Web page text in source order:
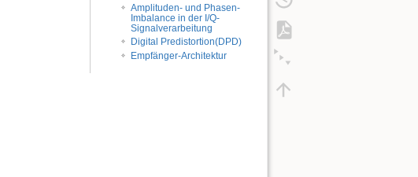
Amplituden- und Phasen-
Imbalance in der I/Q-
Signalverarbeitung
Digital Predistortion(DPD)
Empfänger-Architektur